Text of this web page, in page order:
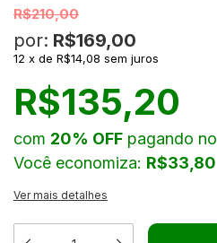
R$210,00
por: R$169,00
12 x de R$14,08 sem juros
R$135,20
com 20% OFF pagando no
Você economiza: R$33,80
Ver mais detalhes